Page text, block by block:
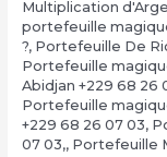
Multiplication
portefeuille
?, Portefeuille De
Portefeuille
Abidjan +229 68 26
Portefeuille
+229 68 26 07 03,
07 03,, Portefeuille